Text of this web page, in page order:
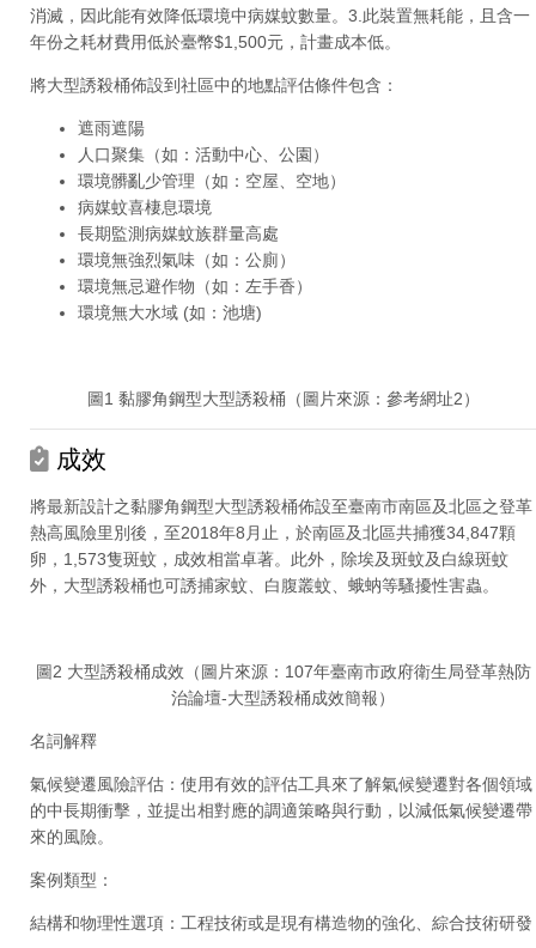
消滅，因此能有效降低環境中病媒蚊數量。3.此裝置無耗能，且含一
年份之耗材費用低於臺幣$1,500元，計畫成本低。
將大型誘殺桶佈設到社區中的地點評估條件包含：
遮雨遮陽
人口聚集（如：活動中心、公園）
環境髒亂少管理（如：空屋、空地）
病媒蚊喜棲息環境
長期監測病媒蚊族群量高處
環境無強烈氣味（如：公廁）
環境無忌避作物（如：左手香）
環境無大水域 (如：池塘)
圖1 黏膠角鋼型大型誘殺桶（圖片來源：參考網址2）
成效
將最新設計之黏膠角鋼型大型誘殺桶佈設至臺南市南區及北區之登革
熱高風險里別後，至2018年8月止，於南區及北區共捕獲34,847顆
卵，1,573隻斑蚊，成效相當卓著。此外，除埃及斑蚊及白線斑蚊
外，大型誘殺桶也可誘捕家蚊、白腹叢蚊、蛾蚋等騷擾性害蟲。
圖2 大型誘殺桶成效（圖片來源：107年臺南市政府衛生局登革熱防
治論壇-大型誘殺桶成效簡報）
名詞解釋
氣候變遷風險評估：使用有效的評估工具來了解氣候變遷對各個領域
的中長期衝擊，並提出相對應的調適策略與行動，以減低氣候變遷帶
來的風險。
案例類型：
結構和物理性選項：工程技術或是現有構造物的強化、綜合技術研發